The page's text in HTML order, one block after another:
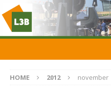
HOME 2012 november